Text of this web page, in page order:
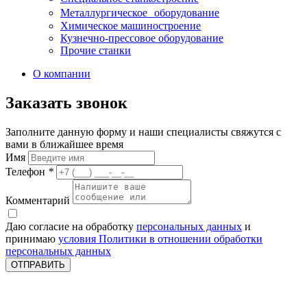
Металлургическое оборудование
Химическое машиностроение
Кузнечно-прессовое оборудование
Прочие станки
О компании
Заказать звонок
Заполните данную форму и наши специалисты свяжутся с
вами в ближайшее время
Имя
Телефон *
Комментарий
Даю согласие на обработку персональных данных и
принимаю условия Политики в отношении обработки
персональных данных
ОТПРАВИТЬ